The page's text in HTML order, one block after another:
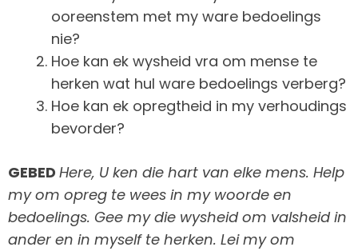
ooreenstem met my ware bedoelings
nie?
Hoe kan ek wysheid vra om mense te
herken wat hul ware bedoelings verberg?
Hoe kan ek opregtheid in my verhoudings
bevorder?
GEBED Here, U ken die hart van elke mens. Help
my om opreg te wees in my woorde en
bedoelings. Gee my die wysheid om valsheid in
ander en in myself te herken. Lei my om